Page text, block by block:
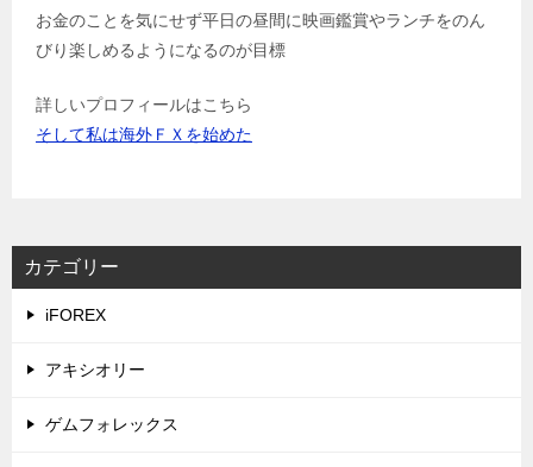
お金のことを気にせず平日の昼間に映画鑑賞やランチをのん
びり楽しめるようになるのが目標
詳しいプロフィールはこちら
そして私は海外ＦＸを始めた
カテゴリー
iFOREX
アキシオリー
ゲムフォレックス